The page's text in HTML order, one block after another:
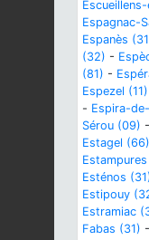
Espagnac-
Espanès
(32) -
(81) -
Espezel (11)
- Espira-
Sérou (09) -
Estagel (66)
Esténos
Estipouy
Estramiac
Fabas (31) -